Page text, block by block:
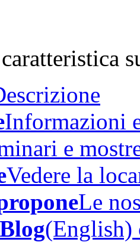
Informazioni
e
Vedere la
Le
(English)